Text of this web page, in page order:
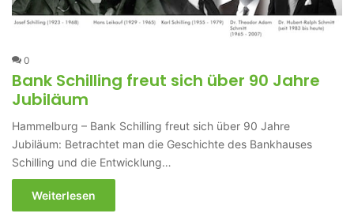
0
Bank Schilling freut sich über 90 Jahre
Jubiläum
Hammelburg – Bank Schilling freut sich über 90 Jahre
Jubiläum: Betrachtet man die Geschichte des Bankhauses
Schilling und die Entwicklung…
Weiterlesen